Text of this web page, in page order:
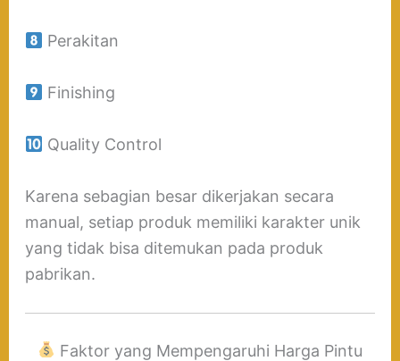
Perakitan
Finishing
Quality Control
Karena sebagian besar dikerjakan secara
manual, setiap produk memiliki karakter unik
yang tidak bisa ditemukan pada produk
pabrikan.
Faktor yang Mempengaruhi Harga Pintu